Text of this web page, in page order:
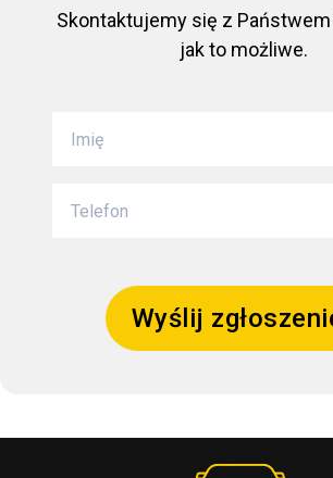
Skontaktujemy się z
jak to możliwe.
Wyślij